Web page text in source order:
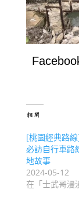
相關
[桃園經典路
必訪自行車路
地故事
2024-05-12
在「士武哥漫